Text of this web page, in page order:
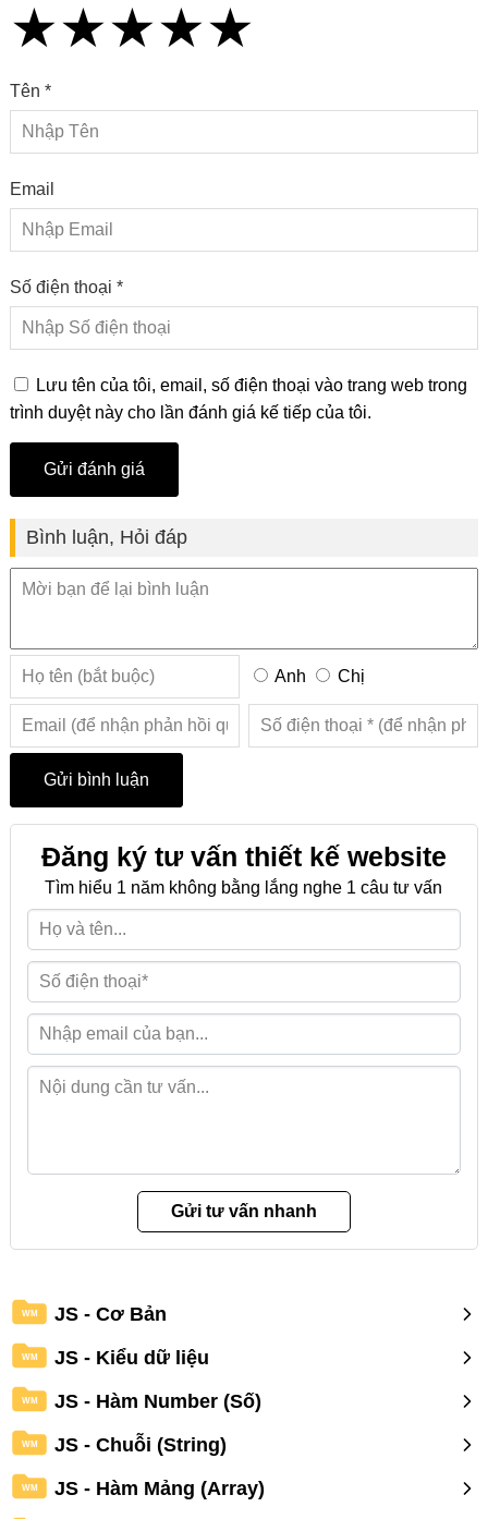
★
★★
★★★
★★★★
★★★★★
Tên *
Email
Số điện thoại *
Lưu tên của tôi, email, số điện thoại vào trang web trong
trình duyệt này cho lần đánh giá kế tiếp của tôi.
Bình luận, Hỏi đáp
Anh Chị
Đăng ký tư vấn thiết kế website
Tìm hiểu 1 năm không bằng lắng nghe 1 câu tư vấn
WM JS - Cơ Bản
WM JS - Kiểu dữ liệu
WM JS - Hàm Number (Số)
WM JS - Chuỗi (String)
WM JS - Hàm Mảng (Array)